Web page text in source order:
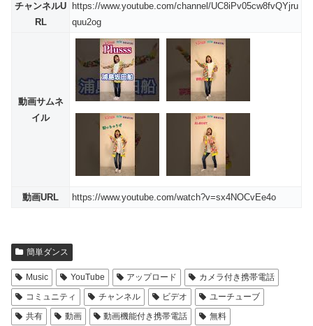
チャンネルU
RL
https://www.youtube.com/channel/UC8iPv05cw8fvQYjru
quu2og
動画サムネ
イル
動画URL https://www.youtube.com/watch?v=sx4NOCvEe4o
簡単ダンス
Music YouTube アップロード
カメラ付き携帯電話
コミュニティ
チャンネル ビデオ
ユーチューブ
共有
動画 動画機能付き携帯電話 無料